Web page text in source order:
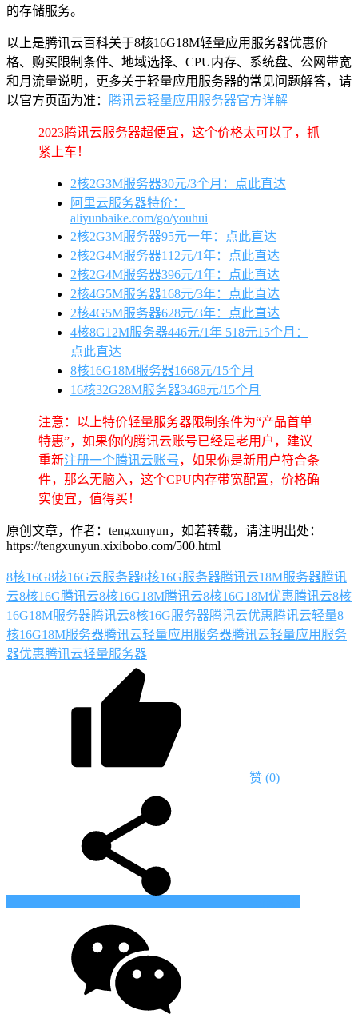
的存储服务。
以上是腾讯云百科关于8核16G18M轻量应用服务器优惠价
格、购买限制条件、地域选择、CPU内存、系统盘、公网带宽
和月流量说明，更多关于轻量应用服务器的常见问题解答，请
以官方页面为准： 腾讯云轻量应用服务器官方详解
2023腾讯云服务器超便宜，这个价格太可以了，抓
紧上车！
2核2G3M服务器30元/3个月：点此直达
阿里云服务器特价：
aliyunbaike.com/go/youhui
2核2G3M服务器95元一年：点此直达
2核2G4M服务器112元/1年：点此直达
2核2G4M服务器396元/1年：点此直达
2核4G5M服务器168元/3年：点此直达
2核4G5M服务器628元/3年：点此直达
4核8G12M服务器446元/1年 518元15个月：
点此直达
8核16G18M服务器1668元/15个月
16核32G28M服务器3468元/15个月
注意：以上特价轻量服务器限制条件为“产品首单
特惠”，如果你的腾讯云账号已经是老用户，建议
重新注册一个腾讯云账号，如果你是新用户符合条
件，那么无脑入，这个CPU内存带宽配置，价格确
实便宜，值得买！
原创文章，作者：tengxunyun，如若转载，请注明出处：
https://tengxunyun.xixibobo.com/500.html
8核16G8核16G云服务器8核16G服务器腾讯云18M服务器腾讯
云8核16G腾讯云8核16G18M腾讯云8核16G18M优惠腾讯云8核
16G18M服务器腾讯云8核16G服务器腾讯云优惠腾讯云轻量8
核16G18M服务器腾讯云轻量应用服务器腾讯云轻量应用服务
器优惠腾讯云轻量服务器
赞 (0)